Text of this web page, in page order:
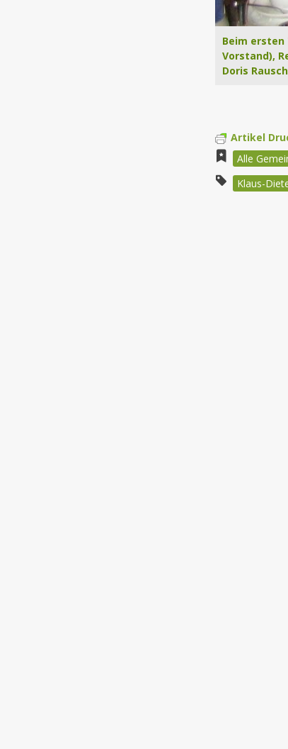
Beim ersten
Vorstand),
Doris
Artikel
Alle
Klaus-